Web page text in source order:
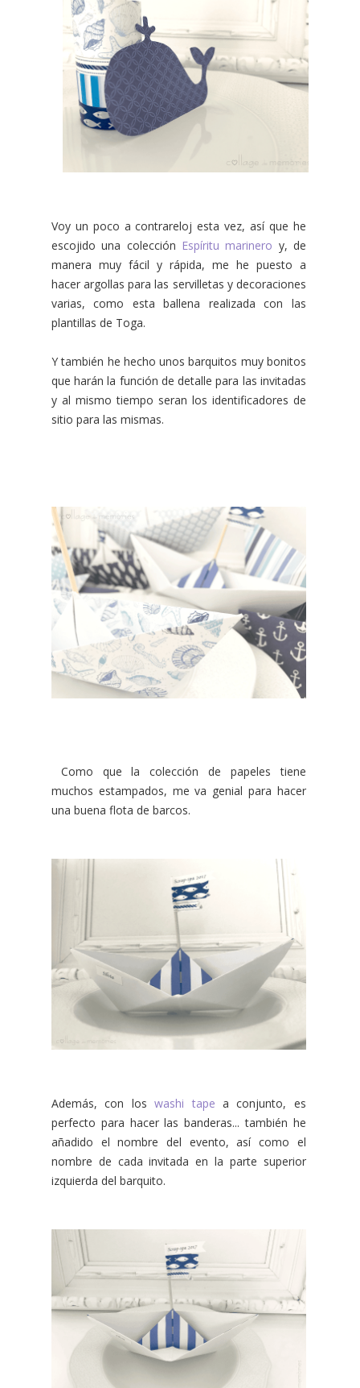
Voy un poco a contrareloj esta vez, así que he
escojido una colección Espíritu marinero y, de
manera muy fácil y rápida, me he puesto a
hacer argollas para las servilletas y decoraciones
varias, como esta ballena realizada con las
plantillas de Toga.
Y también he hecho unos barquitos muy bonitos
que harán la función de detalle para las invitadas
y al mismo tiempo seran los identificadores de
sitio para las mismas.
Como que la colección de papeles tiene
muchos estampados, me va genial para hacer
una buena flota de barcos.
Además, con loswashi tape a conjunto, es
perfecto para hacer las banderas... también he
añadido el nombre del evento, así como el
nombre de cada invitada en la parte superior
izquierda del barquito.